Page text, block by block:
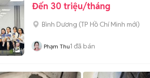
1
Đến 30 triệu/tháng
Bình Dương (TP Hồ Chí Minh mới)
Phạm Thu1 đã bán